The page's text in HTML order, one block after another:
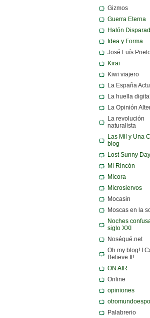
Gizmos
Guerra Eterna
Halón
Idea y Forma
José Luís
Kirai
Kiwi viajero
La España
La huella digital
La Opinión
La revolución
naturalista
Las Mil y Una
blog
Lost Sunny Day
Mi Rincón
Micora
Microsiervos
Mocasin
Moscas en la
Noches
siglo XXI
Noséqué.net
Oh my blog! I
Believe It!
ON AIR
Online
opiniones
Palabrerio